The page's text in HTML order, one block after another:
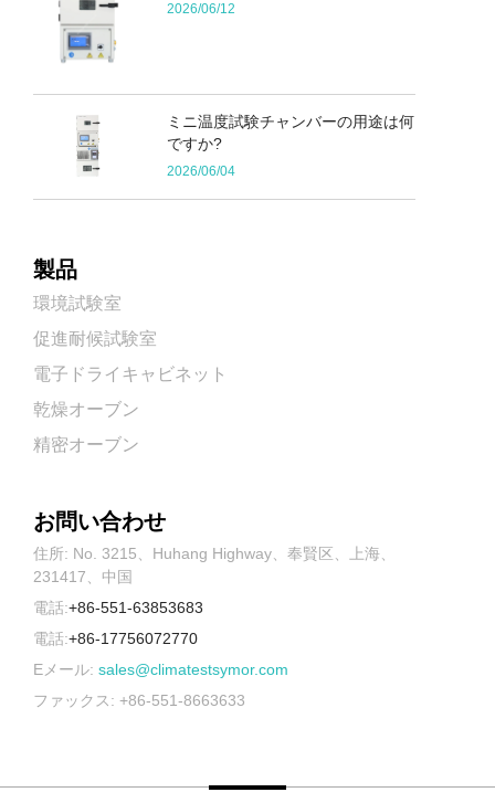
2026/06/12
ミニ温度試験チャンバーの用途は何
ですか?
2026/06/04
製品
環境試験室
促進耐候試験室
電子ドライキャビネット
乾燥オーブン
精密オーブン
お問い合わせ
住所: No. 3215、Huhang Highway、奉賢区、上海、
231417、中国
電話:+86-551-63853683
電話:+86-17756072770
Eメール: sales@climatestsymor.com
ファックス: +86-551-8663633